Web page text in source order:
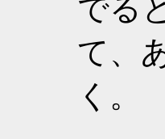
でる
て、
く。